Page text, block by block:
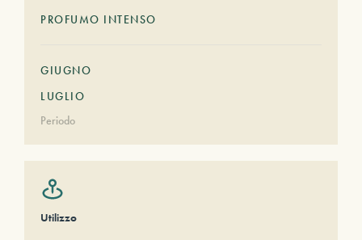
PROFUMO INTENSO
GIUGNO
LUGLIO
Periodo
Utilizzo